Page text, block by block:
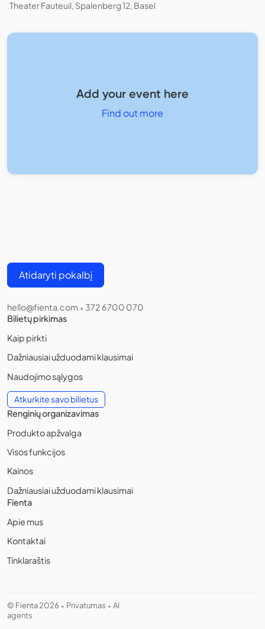
Theater Fauteuil, Spalenberg 12, Basel
Add your event here
Find out more
Atidaryti pokalbį
hello@fienta.com • 372 6700 070
Bilietų pirkimas
Kaip pirkti
Dažniausiai užduodami klausimai
Naudojimo sąlygos
Atkurkite savo bilietus
Renginių organizavimas
Produkto apžvalga
Visos funkcijos
Kainos
Dažniausiai užduodami klausimai
Fienta
Apie mus
Kontaktai
Tinklaraštis
© Fienta 2026 • Privatumas • AI
agents